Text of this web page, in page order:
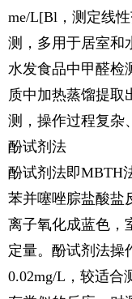
me/L[Bl，测定线
测，多用于居室和
水发食品中甲醛检
质中加热蒸馏提取
测，操作过程复杂
酚试剂法
酚试剂法即MBTH
苯并噻唑腙盐酸盐
离子氧化成蓝色，
定量。酚试剂法操
0.02mg/L，较适合